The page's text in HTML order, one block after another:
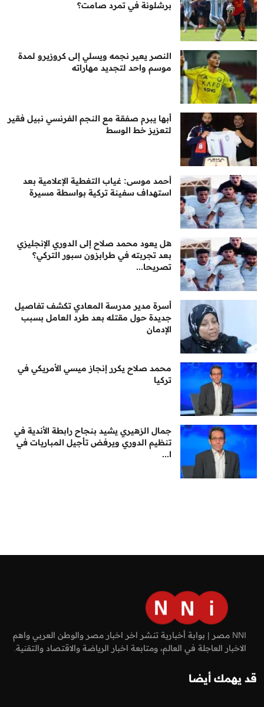
برشلونة في تمرد صامت؟
النصر يعير نجمه ويسلي إلى كروزيرو لمدة
موسم واحد لتجديد مهاراته
أبها يبرم صفقة مع النجم الفرنسي نبيل فقير
لتعزيز خط الوسط
أحمد موسى: غياب التغطية الإعلامية بعد
استهداف سفينة تركية بواسطة مسيرة
هل يعود محمد صلاح إلى الدوري الإنجليزي
بعد تجربته في طرابزون سبور التركي؟
تصريحا...
أسرة مدير مدرسة المعادي تكشف تفاصيل
جديدة حول مقتله بعد طرد العامل بسبب
الإدمان
محمد صلاح يكرر إنجاز ميسي الأمريكي في
تركيا
جمال الزهيري يشيد بنجاح رابطة الأندية في
تنظيم الدوري ويرفض تأجيل المباريات في
ا...
NNI مصر | بوابة أخبارية تنشر اخر اخبار مصر والوطن العربي واهم
الاخبار العاجلة في العالم، ومتابعة اخبار الرياضة والاقتصاد والتقنية.
قد يهمك أيضا